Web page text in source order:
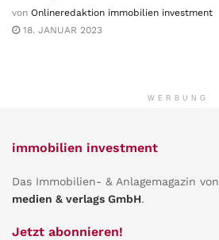
von Onlineredaktion immobilien investment
18. JANUAR 2023
WERBUNG
immobilien investment
Das Immobilien- & Anlagemagazin von
medien & verlags GmbH.
Jetzt abonnieren!